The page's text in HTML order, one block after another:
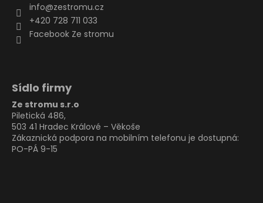
info@zestromu.cz
+420 728 711 033
Facebook Ze stromu
Sídlo firmy
Ze stromu s.r.o
Piletická 486,
503 41 Hradec Králové – Věkoše
Zákaznická podpora na mobilním telefonu je dostupná:
PO-PÁ 9-15